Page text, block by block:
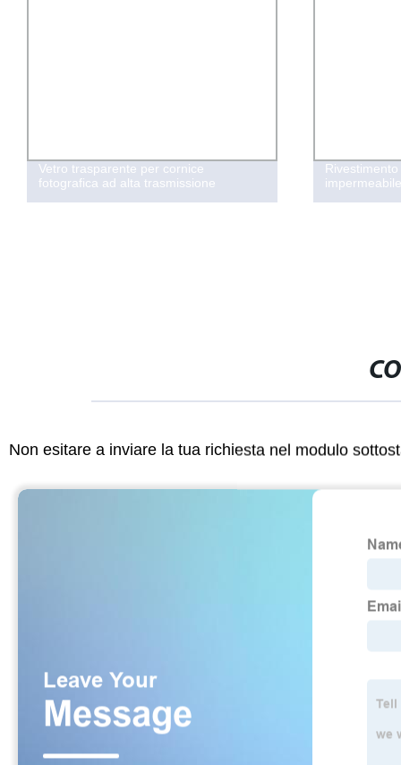
Vetro trasparente per cornice
fotografica ad alta trasmissione
Non esitare a inviare la tua richiesta nel modulo